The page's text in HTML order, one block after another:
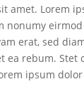
amet. Lorem
nonumy
erat, sed
ea rebum. Stet
ipsum